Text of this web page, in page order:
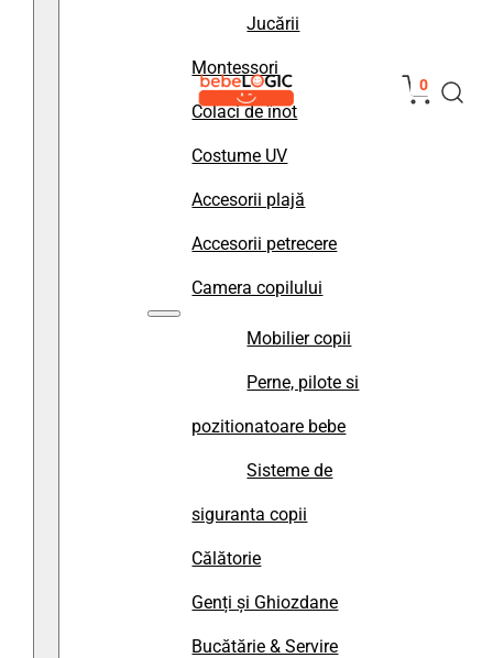
Jucării
Montessori
Colaci de înot
Costume UV
Accesorii plajă
Accesorii petrecere
Camera copilului
Mobilier copii
Perne, pilote si
pozitionatoare bebe
Sisteme de
siguranta copii
Călătorie
Genți și Ghiozdane
Bucătărie & Servire
0